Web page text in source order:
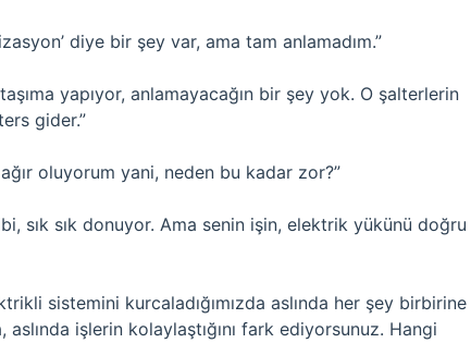
diye bir şey var, ama tam anlamadım.”
yapıyor, anlamayacağın bir şey yok. O şalterlerin
gider.”
oluyorum yani, neden bu kadar zor?”
sık sık donuyor. Ama senin işin, elektrik yükünü doğru
sistemini kurcaladığımızda aslında her şey birbirine
işlerin kolaylaştığını fark ediyorsunuz. Hangi